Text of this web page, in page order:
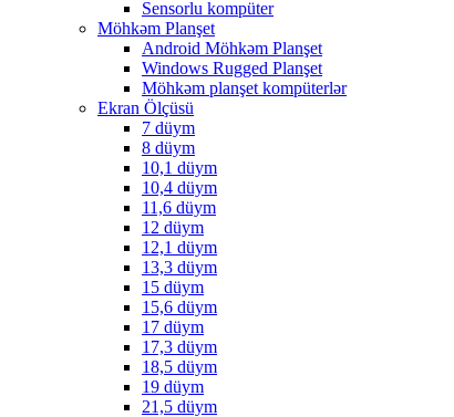
Sensorlu kompüter
Möhkəm Planşet
Android Möhkəm Planşet
Windows Rugged Planşet
Möhkəm planşet kompüterlər
Ekran Ölçüsü
7 düym
8 düym
10,1 düym
10,4 düym
11,6 düym
12 düym
12,1 düym
13,3 düym
15 düym
15,6 düym
17 düym
17,3 düym
18,5 düym
19 düym
21,5 düym